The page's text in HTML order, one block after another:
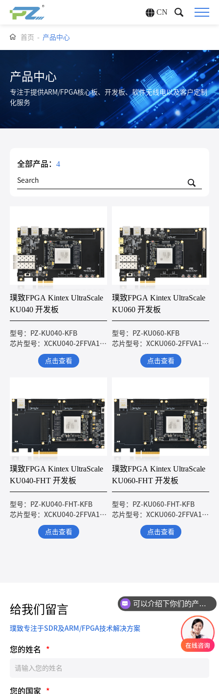
CN
首页 - 产品中心
产品中心
专注于提供ARM/FPGA核心板、开发板、软件无线电以及客户定制
化服务
全部产品： 4
璞致FPGA Kintex UltraScale
KU040 开发板
型号：PZ-KU040-KFB
芯片型号：XCKU040-2FFVA1156I
点击查看
璞致FPGA Kintex UltraScale
KU060 开发板
型号：PZ-KU060-KFB
芯片型号：XCKU060-2FFVA1156I
点击查看
璞致FPGA Kintex UltraScale
KU040-FHT 开发板
型号：PZ-KU040-FHT-KFB
芯片型号：XCKU040-2FFVA1156I
点击查看
璞致FPGA Kintex UltraScale
KU060-FHT 开发板
型号：PZ-KU060-FHT-KFB
芯片型号：XCKU060-2FFVA1156I
点击查看
给我们留言
璞致专注于SDR及ARM/FPGA技术解决方案
您的姓名 *
您的国家 *
可以介绍下你们的产品么